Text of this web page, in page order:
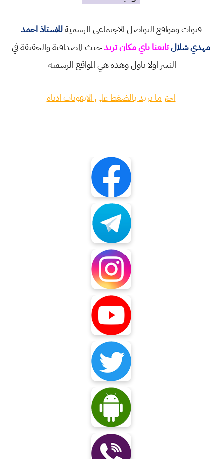
قنوات ومواقع التواصل الاجتماعي الرسميةللاستاذ احمد
مهدي شلالتابعنا باي مكان تريدحيث المصداقية والحقيقة في
النشر اولا باول وهذه هي المواقع الرسمية
اختر ما تريد بالضغط على الايقونات ادناه